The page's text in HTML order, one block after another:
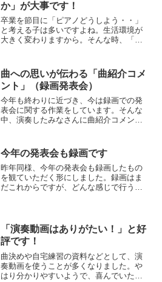
か」が大事です！
卒業を節目に「ピアノどうしよう・・」
と考える子は多いですよね。生活環境が
大きく変わりますから。そんな時、「ど
ひ相談をしてほしいと思っています。
曲への思いが伝わる「曲紹介コメ
ント」（録画発表会）
今年も終わりに近づき、今は録画での発
表会に関する作業をしています。そんな
中、演奏したみなさんに曲紹介コメント
た。そんな風に思って弾いていたんだと
いうことを知ったり、私も楽しみに読ま
せてもらっています。
今年の発表会も録画です
昨年同様、今年の発表会も録画したもの
を観ていただく形にしました。録画はま
だこれからですが、どんな感じで行うの
「演奏動画はありがたい！」と好
評です！
曲決めや自宅練習の資料などとして、演
奏動画を使うことが多くなりました。や
はり分かりやすいようで、喜んでいただ